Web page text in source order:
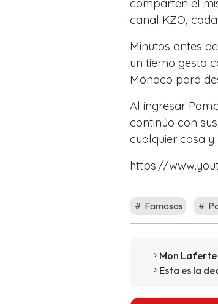
comparten el
canal KZO,
Minutos antes
un tierno gesto
Mónaco para
Al ingresar
continúo con
cualquier cosa y
https://
Famosos
Mon Laferte
Esta es la